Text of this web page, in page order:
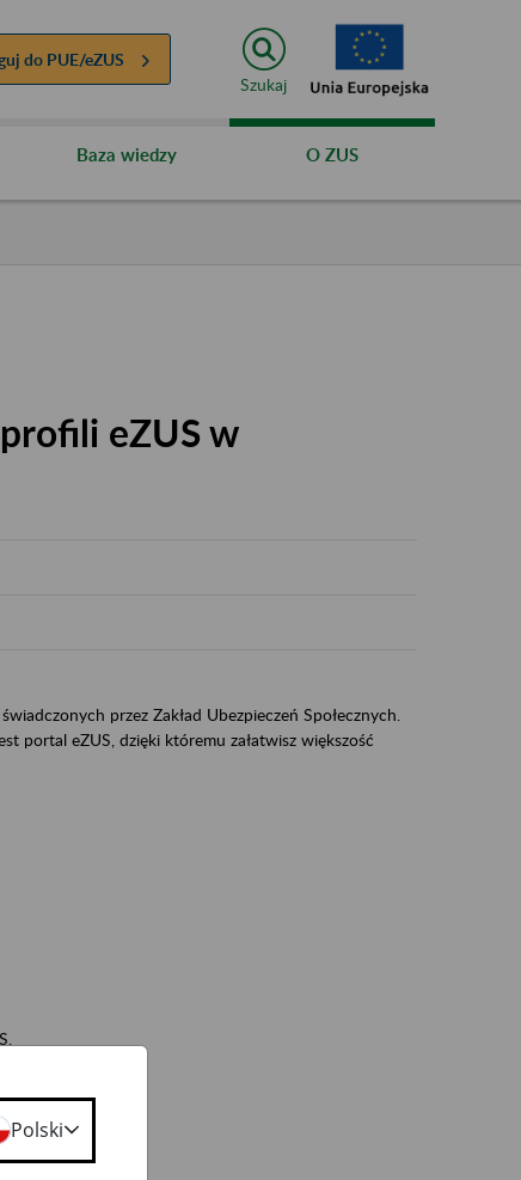
do PUE/eZUS
Szukaj
Baza wiedzy O ZUS
eZUS w
przez Zakład Ubezpieczeń Społecznych.
portal eZUS, dzięki któremu załatwisz większość
odpowiedzi,
z ZUS,
Polski